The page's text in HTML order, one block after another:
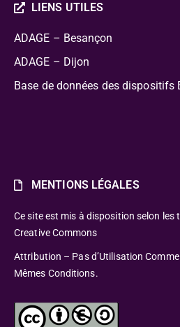
LIENS UTILES
ADAGE – Besançon
ADAGE – Dijon
Base de données des dispositifs
MENTIONS LÉGALES
Ce site est mis à disposition selon les
Creative Commons
Attribution – Pas d’Utilisation
Mêmes Conditions.